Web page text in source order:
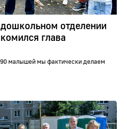
отделении
глава
малышей мы фактически делаем